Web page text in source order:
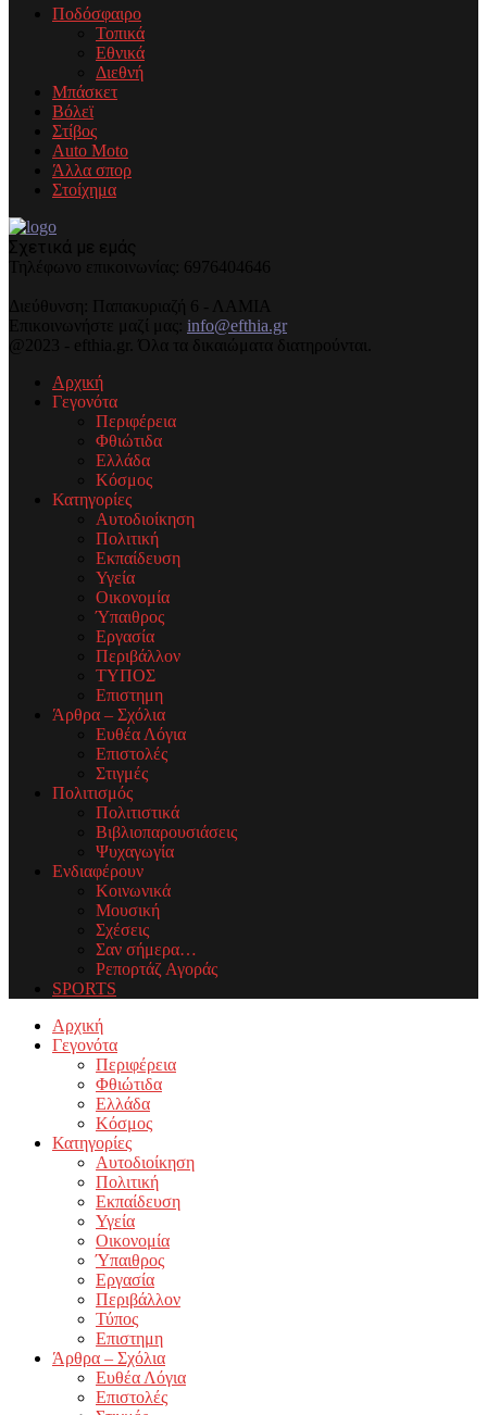
Ποδόσφαιρο
Τοπικά
Εθνικά
Διεθνή
Μπάσκετ
Βόλεϊ
Στίβος
Auto Moto
Άλλα σπορ
Στοίχημα
Σχετικά με εμάς
Τηλέφωνo επικοινωνίας: 6976404646
Διεύθυνση: Παπακυριαζή 6 - ΛΑΜΙΑ
Επικοινωνήστε μαζί μας: info@efthia.gr
@2023 - efthia.gr. Όλα τα δικαιώματα διατηρούνται.
Αρχική
Γεγονότα
Περιφέρεια
Φθιώτιδα
Ελλάδα
Κόσμος
Κατηγορίες
Αυτοδιοίκηση
Πολιτική
Εκπαίδευση
Υγεία
Οικονομία
Ύπαιθρος
Εργασία
Περιβάλλον
ΤΥΠΟΣ
Επιστημη
Άρθρα – Σχόλια
Ευθέα Λόγια
Επιστολές
Στιγμές
Πολιτισμός
Πολιτιστικά
Βιβλιοπαρουσιάσεις
Ψυχαγωγία
Ενδιαφέρουν
Κοινωνικά
Μουσική
Σχέσεις
Σαν σήμερα…
Ρεπορτάζ Αγοράς
SPORTS
Facebook
Twitter
Instagram
Youtube
Email
Αρχική
Γεγονότα
Περιφέρεια
Φθιώτιδα
Ελλάδα
Κόσμος
Κατηγορίες
Αυτοδιοίκηση
Πολιτική
Εκπαίδευση
Υγεία
Οικονομία
Ύπαιθρος
Εργασία
Περιβάλλον
Τύπος
Επιστημη
Άρθρα – Σχόλια
Ευθέα Λόγια
Επιστολές